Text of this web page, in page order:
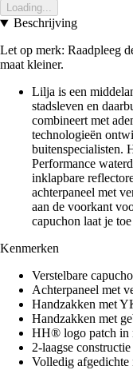
Loading...
Beschrijving
Let op merk: Raadpleeg
maat kleiner.
Lilja is een
stadsleven en
combineert met
technologieën
buitenspecialisten.
Performance
inklapbare
achterpaneel met
aan de voorkant
capuchon laat je
Kenmerken
Verstelbare
Achterpaneel met
Handzakken met
Handzakken met
HH® logo patch in
2-laagse constructie
Volledig afgedichte